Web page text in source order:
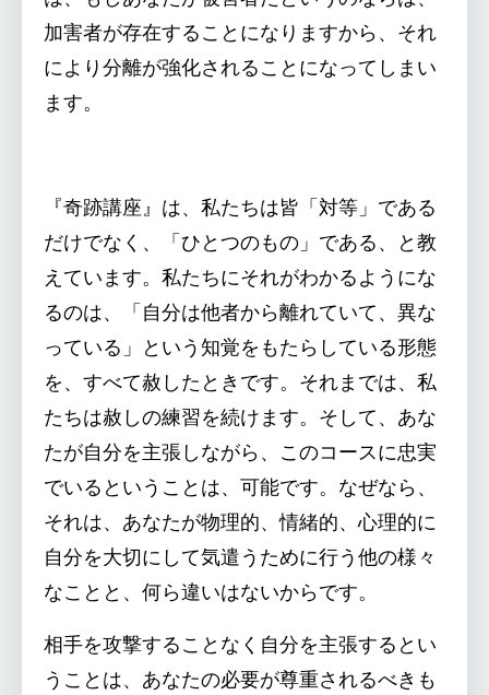
加害者が存在することになりますから、それ
により分離が強化されることになってしまい
ます。
『奇跡講座』は、私たちは皆「対等」である
だけでなく、「ひとつのもの」である、と教
えています。私たちにそれがわかるようにな
るのは、「自分は他者から離れていて、異な
っている」という知覚をもたらしている形態
を、すべて赦したときです。それまでは、私
たちは赦しの練習を続けます。そして、あな
たが自分を主張しながら、このコースに忠実
でいるということは、可能です。なぜなら、
それは、あなたが物理的、情緒的、心理的に
自分を大切にして気遣うために行う他の様々
なことと、何ら違いはないからです。
相手を攻撃することなく自分を主張するとい
うことは、あなたの必要が尊重されるべきも